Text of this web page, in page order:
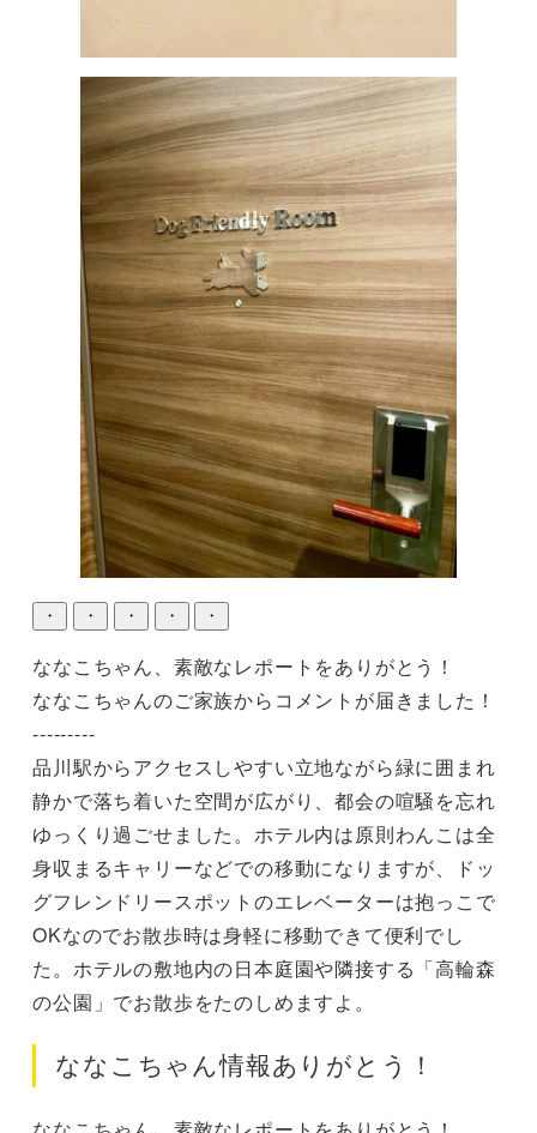
・ ・ ・ ・ ・
ななこちゃん、素敵なレポートをありがとう！
ななこちゃんのご家族からコメントが届きました！
---------
品川駅からアクセスしやすい立地ながら緑に囲まれ
静かで落ち着いた空間が広がり、都会の喧騒を忘れ
ゆっくり過ごせました。ホテル内は原則わんこは全
身収まるキャリーなどでの移動になりますが、ドッ
グフレンドリースポットのエレベーターは抱っこで
OKなのでお散歩時は身軽に移動できて便利でし
た。ホテルの敷地内の日本庭園や隣接する「高輪森
の公園」でお散歩をたのしめますよ。
ななこちゃん情報ありがとう！